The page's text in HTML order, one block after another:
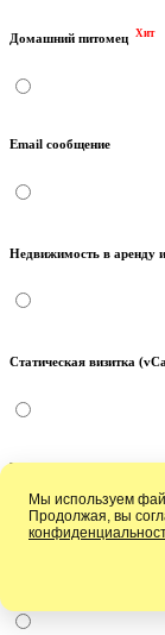
Домашний питомец Хит
Email сообщение
Недвижимость в аренду
Статическая визитка
Viber звонок
Мы используем
Продолжая, вы